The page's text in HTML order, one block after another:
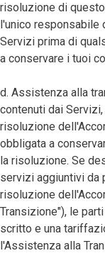
risoluzione di
l'unico responsabile
Servizi prima di
a conservare i tuoi
d. Assistenza alla
contenuti dai
risoluzione
obbligata a
la risoluzione. Se
servizi aggiuntivi da
risoluzione
Transizione"), le
scritto e una
l'Assistenza alla